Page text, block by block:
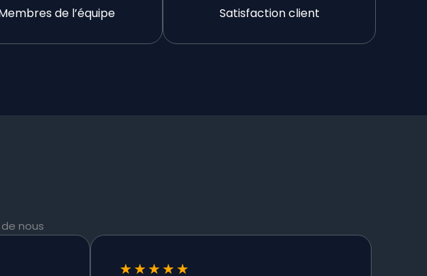
de l’équipe Satisfaction client
nous
★★★★★